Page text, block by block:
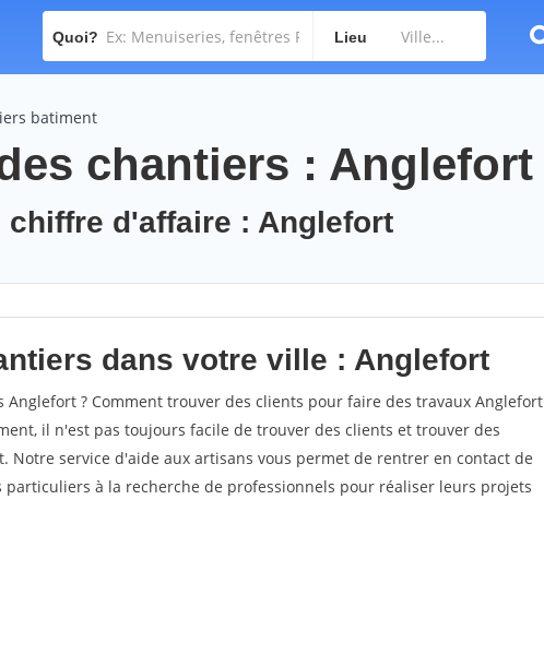
Quoi? Lieu
batiment
chantiers : Anglefort
chiffre d'affaire : Anglefort
dans votre ville : Anglefort
Anglefort ? Comment trouver des clients pour faire des travaux Anglefort
il n'est pas toujours facile de trouver des clients et trouver des
Notre service d'aide aux artisans vous permet de rentrer en contact de
particuliers à la recherche de professionnels pour réaliser leurs projets